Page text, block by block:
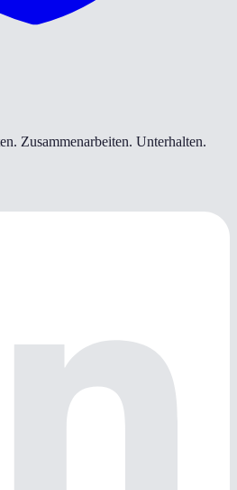
Zusammenarbeiten. Unterhalten.